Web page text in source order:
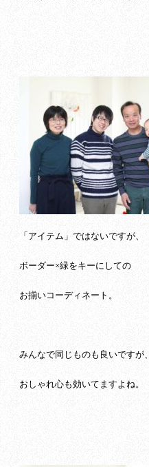
「アイテム」ではないですが、
ボーダー×緑をキーにしての
お揃いコーディネート。
みんなで同じものも良いですが、
おしゃれ心も効いてますよね。